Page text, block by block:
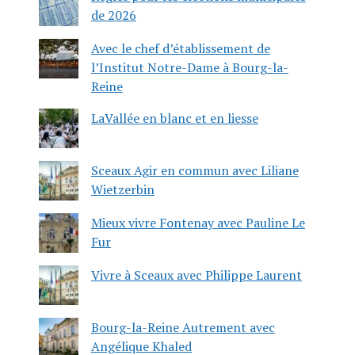
de 2026
Avec le chef d’établissement de
l’Institut Notre-Dame à Bourg-la-
Reine
LaVallée en blanc et en liesse
Sceaux Agir en commun avec Liliane
Wietzerbin
Mieux vivre Fontenay avec Pauline Le
Fur
Vivre à Sceaux avec Philippe Laurent
Bourg-la-Reine Autrement avec
Angélique Khaled